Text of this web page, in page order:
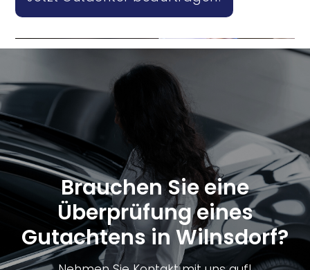
Brauchen Sie eine
Überprüfung eines
Gutachtens in Wilnsdorf?